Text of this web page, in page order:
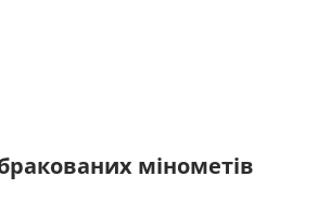
мінометів